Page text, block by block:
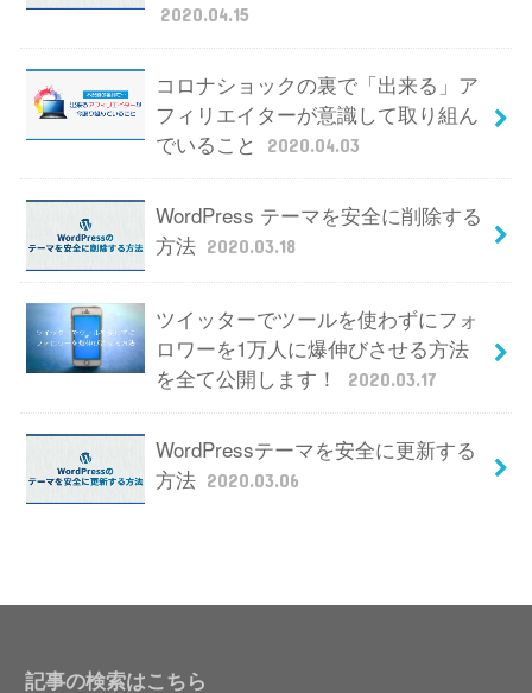
2020.04.15
コロナショックの裏で「出来る」ア
フィリエイターが意識して取り組ん
でいること
2020.04.03
WordPress テーマを安全に削除する
方法 2020.03.18
ツイッターでツールを使わずにフォ
ロワーを1万人に爆伸びさせる方法
を全て公開します！
2020.03.17
WordPressテーマを安全に更新する
方法 2020.03.06
記事の検索はこちら